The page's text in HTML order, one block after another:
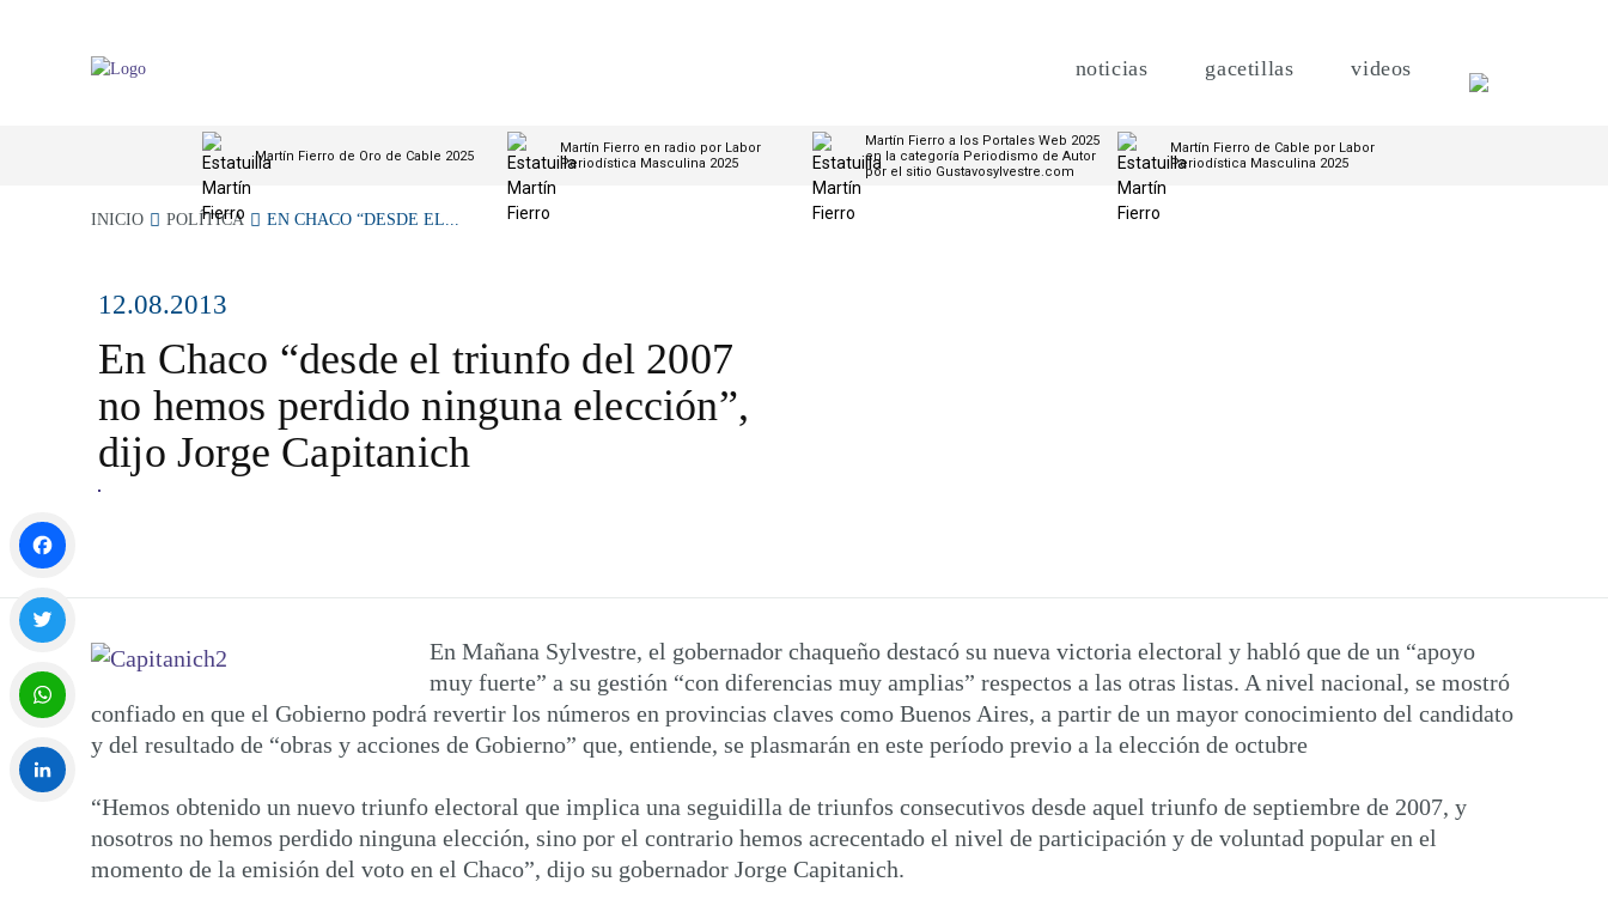
noticias gacetillas videos
Martín Fierro de Oro de Cable 2025
Martín Fierro en radio por Labor
Periodística Masculina 2025
Martín Fierro a los Portales Web 2025
en la categoría Periodismo de Autor
por el sitio Gustavosylvestre.com
Martín Fierro de Cable por Labor
Periodística Masculina 2025
INICIO POLÍTICA EN CHACO “DESDE EL...
12.08.2013
En Chaco “desde el triunfo del 2007
no hemos perdido ninguna elección”,
dijo Jorge Capitanich
En Mañana Sylvestre, el gobernador chaqueño destacó su nueva victoria electoral y habló que de un “apoyo
muy fuerte” a su gestión “con diferencias muy amplias” respectos a las otras listas. A nivel nacional, se mostró
confiado en que el Gobierno podrá revertir los números en provincias claves como Buenos Aires, a partir de un mayor conocimiento del candidato
y del resultado de “obras y acciones de Gobierno” que, entiende, se plasmarán en este período previo a la elección de octubre
“Hemos obtenido un nuevo triunfo electoral que implica una seguidilla de triunfos consecutivos desde aquel triunfo de septiembre de 2007, y
nosotros no hemos perdido ninguna elección, sino por el contrario hemos acrecentado el nivel de participación y de voluntad popular en el
momento de la emisión del voto en el Chaco”, dijo su gobernador Jorge Capitanich.
Facebook
Twitter
WhatsApp